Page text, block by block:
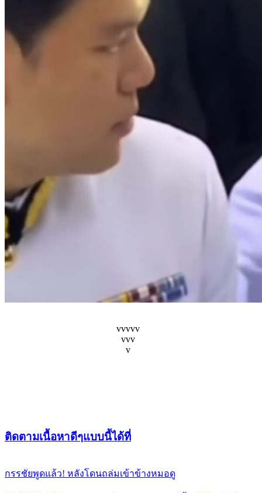
vvvvv
vvv
v
ติดตามเนื้อหาดีๆแบบนี้ได้ที่
กรรชัยพูดแล้ว! หลังโดนถล่มเข้าข้างหมอดู